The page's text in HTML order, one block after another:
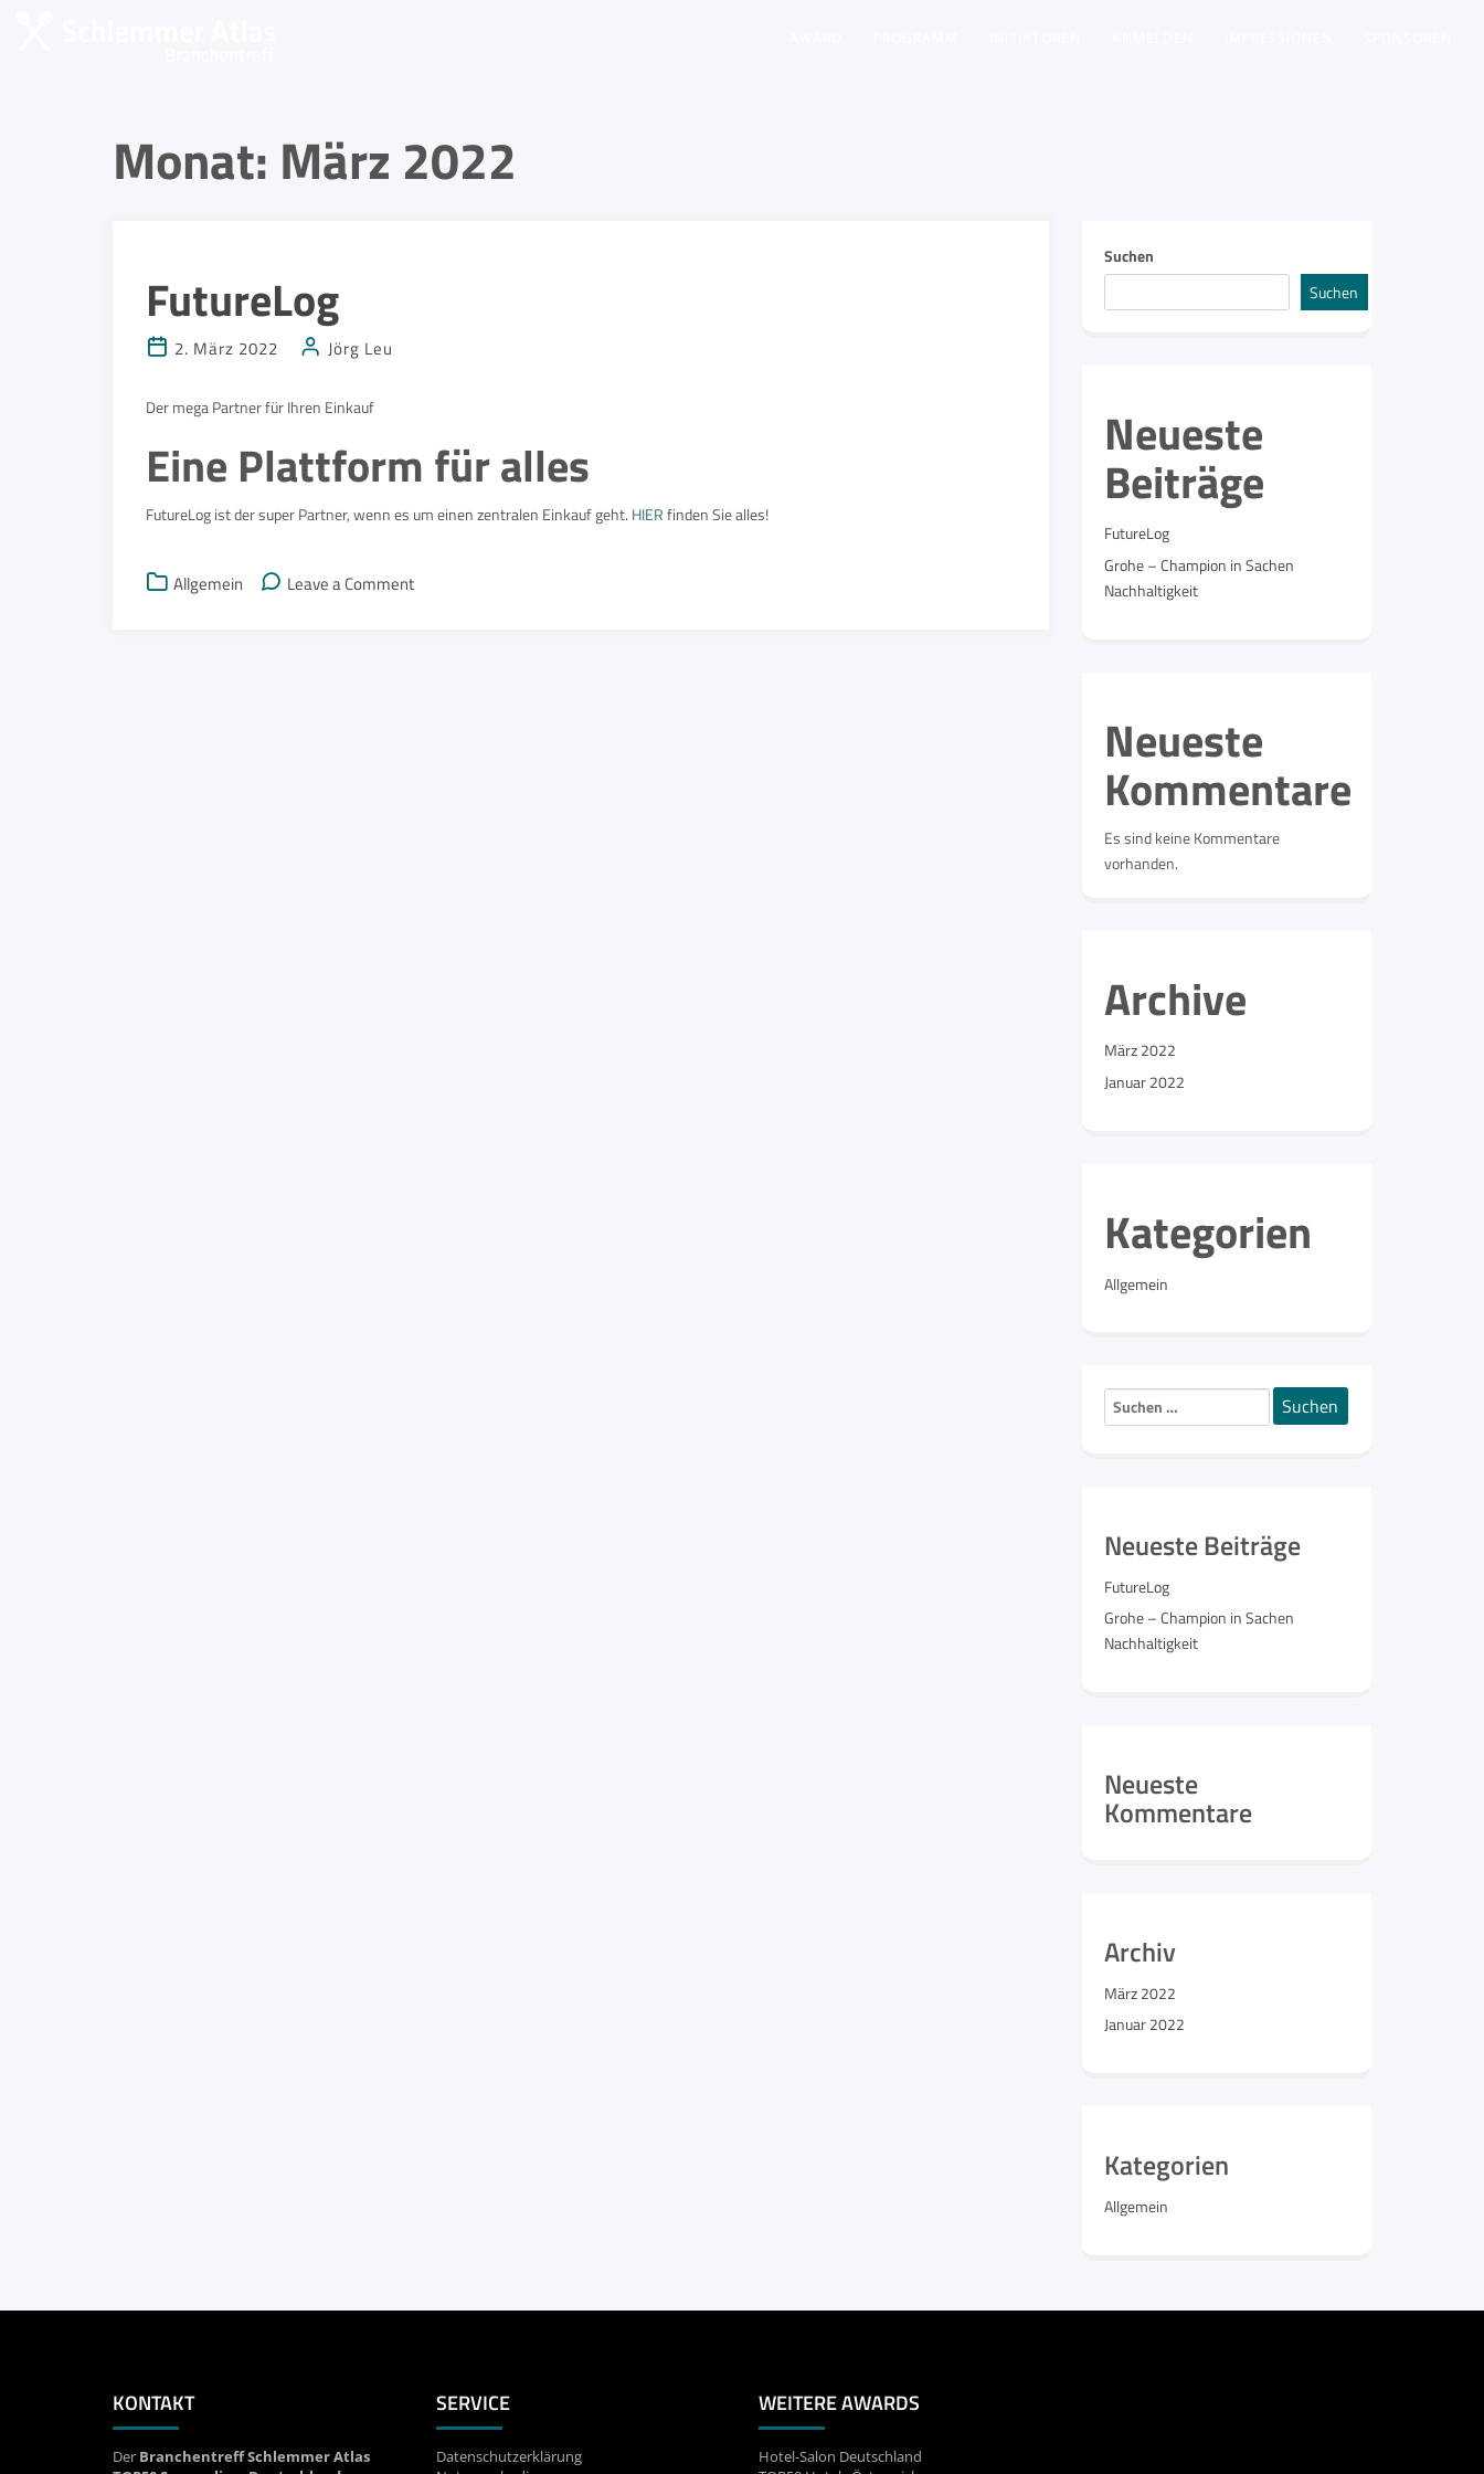
Monat: März 2022
FutureLog
2. März 2022 Jörg Leu
Der mega Partner für Ihren Einkauf
Eine Plattform für alles
FutureLog ist der super Partner, wenn es um einen zentralen Einkauf geht. HIERfinden Sie alles!
Allgemein Leave a Commenton
Suchen
Suchen
Neueste
Beiträge
FutureLog
Grohe – Champion in Sachen
Nachhaltigkeit
Neueste
Kommentare
Es sind keine Kommentare
vorhanden.
Archive
März 2022
Januar 2022
Kategorien
Allgemein
Suchen
nach:
Neueste Beiträge
FutureLog
Grohe – Champion in Sachen
Nachhaltigkeit
Neueste
Kommentare
Archiv
März 2022
Januar 2022
Kategorien
Allgemein
KONTAKT
Der Branchentreff Schlemmer Atlas
SERVICE
Datenschutzerklärung
WEITERE AWARDS
Hotel-Salon Deutschland